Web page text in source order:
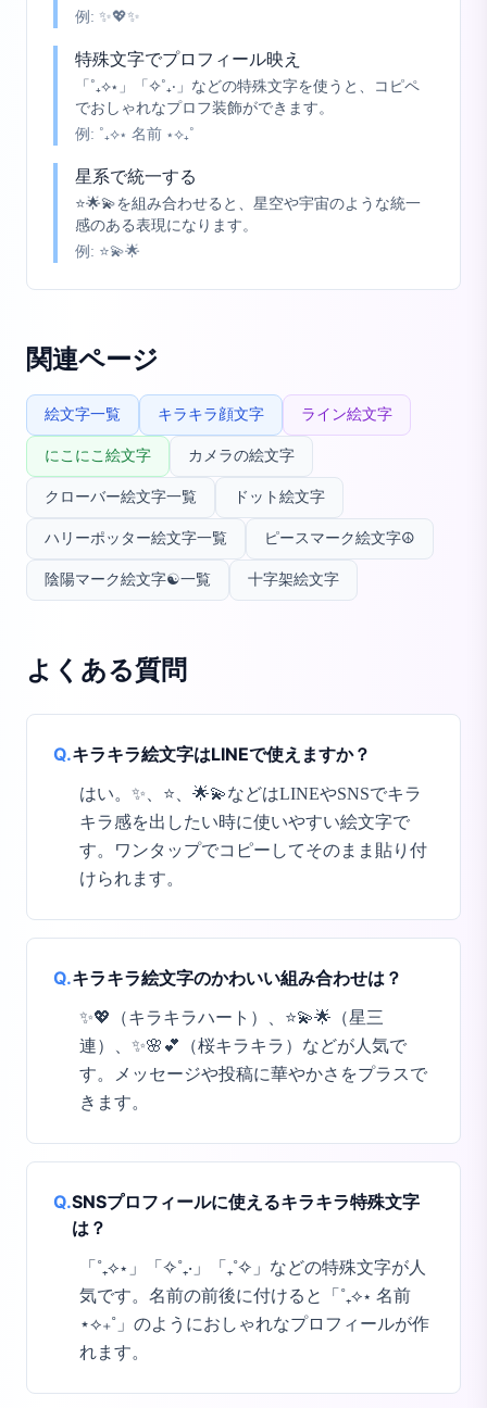
例: ✨💖✨
特殊文字でプロフィール映え
「˚₊⟡⋆」「✧˚₊‧」などの特殊文字を使うと、コピペ
でおしゃれなプロフ装飾ができます。
例: ˚₊⟡⋆ 名前 ⋆⟡₊˚
星系で統一する
⭐🌟💫を組み合わせると、星空や宇宙のような統一
感のある表現になります。
例: ⭐💫🌟
関連ページ
絵文字一覧 キラキラ顔文字 ライン絵文字
にこにこ絵文字 カメラの絵文字
クローバー絵文字一覧 ドット絵文字
ハリーポッター絵文字一覧 ピースマーク絵文字☮️
陰陽マーク絵文字☯️一覧 十字架絵文字
よくある質問
Q.キラキラ絵文字はLINEで使えますか？
はい。✨、⭐、🌟💫などはLINEやSNSでキラ
キラ感を出したい時に使いやすい絵文字で
す。ワンタップでコピーしてそのまま貼り付
けられます。
Q.キラキラ絵文字のかわいい組み合わせは？
✨💖（キラキラハート）、⭐💫🌟（星三
連）、✨🌸💕（桜キラキラ）などが人気で
す。メッセージや投稿に華やかさをプラスで
きます。
Q.SNSプロフィールに使えるキラキラ特殊文字
は？
「˚₊⟡⋆」「✧˚₊‧」「₊˚✧」などの特殊文字が人
気です。名前の前後に付けると「˚₊⟡⋆ 名前
⋆⟡₊˚」のようにおしゃれなプロフィールが作
れます。